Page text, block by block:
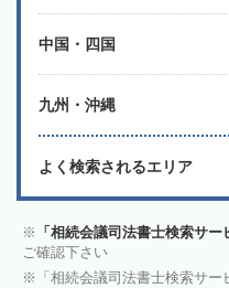
中国・四国
九州・沖縄
よく検索されるエリア
「相続会議司法書士検索サ
ご確認下さい
「相続会議司法書士検索サ